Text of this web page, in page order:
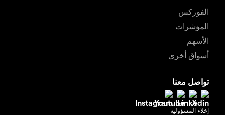
الفوركس
المؤشرات
الأسهم
أسواق أخرى
تواصل معنا
إخلاء المسؤولية